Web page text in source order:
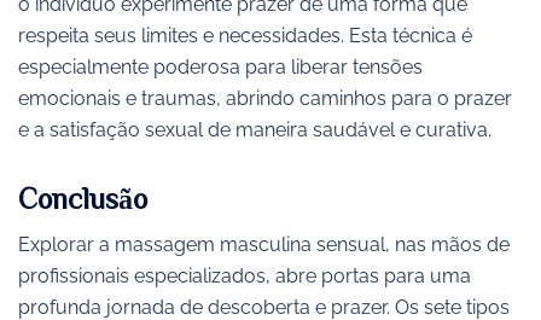
respeita seus limites e necessidades. Esta técnica é
especialmente poderosa para liberar tensões
emocionais e traumas, abrindo caminhos para o prazer
e a satisfação sexual de maneira saudável e curativa.
Conclusão
Explorar a massagem masculina sensual, nas mãos de
profissionais especializados, abre portas para uma
profunda jornada de descoberta e prazer. Os sete tipos